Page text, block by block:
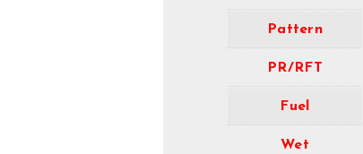
Pattern
PR/RFT
Fuel
Wet